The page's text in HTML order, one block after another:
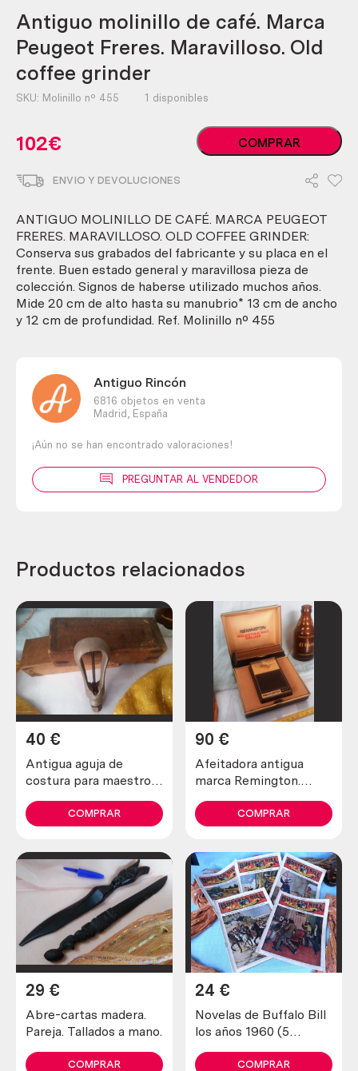
Antiguo molinillo de café. Marca
Peugeot Freres. Maravilloso. Old
coffee grinder
SKU: Molinillo nº 455 1 disponibles
102€
Antiguo
molinillo
Peugeot
Freres.
Maravilloso.
Old
coffee
grinder
cantidad
COMPRAR
ENVIO Y DEVOLUCIONES
ANTIGUO MOLINILLO DE CAFÉ. MARCA PEUGEOT
FRERES. MARAVILLOSO. OLD COFFEE GRINDER:
Conserva sus grabados del fabricante y su placa en el
frente. Buen estado general y maravillosa pieza de
colección. Signos de haberse utilizado muchos años.
Mide 20 cm de alto hasta su manubrio* 13 cm de ancho
y 12 cm de profundidad. Ref. Molinillo nº 455
Antiguo Rincón
6816 objetos en venta
Madrid,
España
¡Aún no se han encontrado valoraciones!
PREGUNTAR AL VENDEDOR
Productos relacionados
Antigua aguja de
costura para maestros
Años 30
40 €
COMPRAR
Afeitadora antigua
marca Remington.
colección
90 €
COMPRAR
Abre-cartas madera.
Pareja. Tallados a mano.
29 €
COMPRAR
Novelas de Buffalo Bill
los años 1960 (5
24 €
COMPRAR